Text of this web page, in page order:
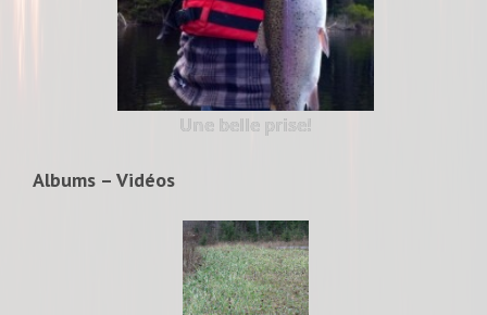
Une belle prise!
Albums – Vidéos